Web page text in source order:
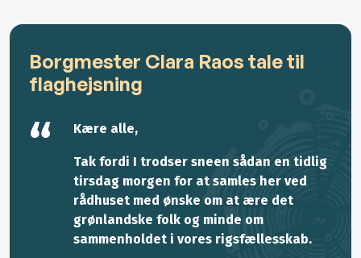
Borgmester Clara Raos tale til
flaghejsning
Kære alle,
Tak fordi I trodser sneen sådan en tidlig
tirsdag morgen for at samles her ved
rådhuset med ønske om at ære det
grønlandske folk og minde om
sammenholdet i vores rigsfællesskab.